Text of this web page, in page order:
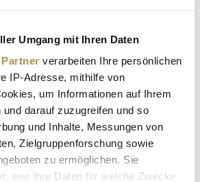
Umgang mit Ihren Daten
verarbeiten Ihre persönlichen
IP-Adresse, mithilfe von
um Informationen auf Ihrem
darauf zuzugreifen und so
und Inhalte, Messungen von
Zielgruppenforschung sowie
zu ermöglichen. Sie
wer Ihre Daten für welche Zwecke
vier Jahre später als Host fungieren soll.
Wenn es nach der Initiative "Dafür
geht, bewirbt sich Deutschland um
Quiz-Kandidaten, Erfinder und